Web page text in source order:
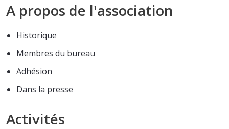
A propos de l'association
Historique
Membres du bureau
Adhésion
Dans la presse
Activités